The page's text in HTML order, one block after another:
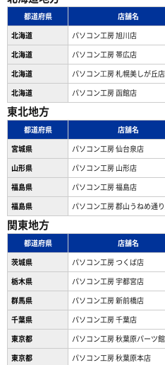
都道府県 店舗名
北海道
パソコン工房 旭川店
北海道
パソコン工房 帯広店
北海道
パソコン⼯房 札幌美しが丘店
北海道
パソコン工房 函館店
東北地方
都道府県 店舗名
宮城県
パソコン工房 仙台泉店
山形県
パソコン工房 山形店
福島県
パソコン工房 福島店
福島県
パソコン工房 郡山うねめ通
関東地方
都道府県 店舗名
茨城県
パソコン工房 つくば店
栃木県
パソコン工房 宇都宮店
群馬県
パソコン工房 新前橋店
千葉県
パソコン工房 千葉店
東京都
パソコン工房 秋葉原パーツ館
東京都
パソコン工房 秋葉原本店